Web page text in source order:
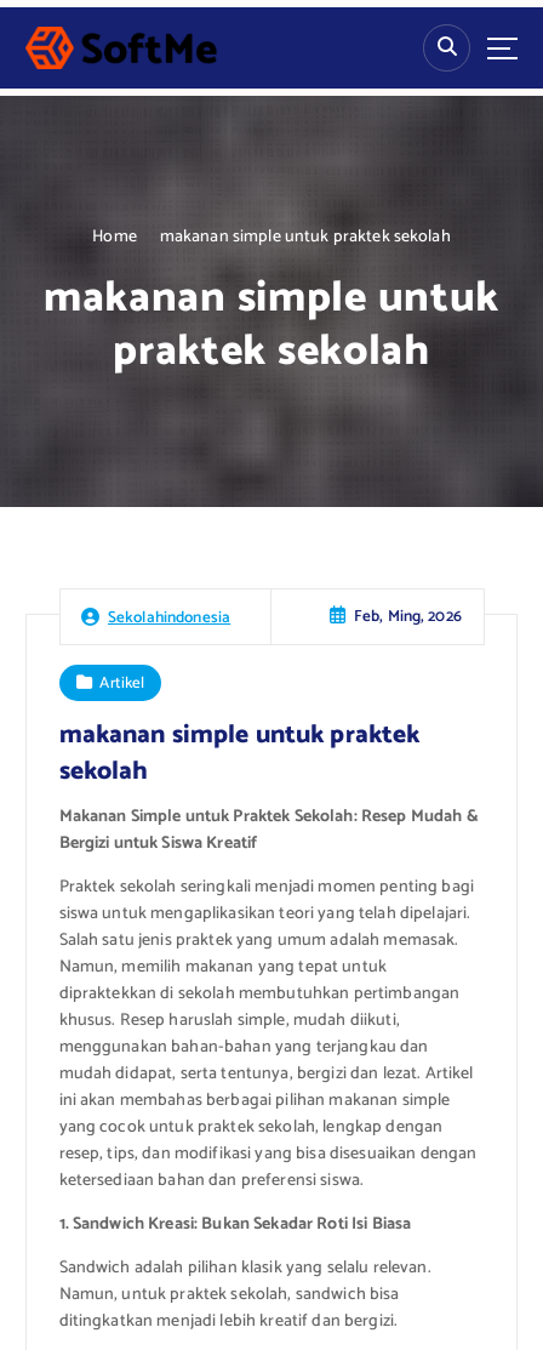
S
p
Home makanan simple untuk praktek sekolah
makanan simple untuk
praktek sekolah
Sekolahindonesia Feb, Ming, 2026
Artikel
makanan simple untuk praktek
sekolah
Makanan Simple untuk Praktek Sekolah: Resep Mudah &
Bergizi untuk Siswa Kreatif
Praktek sekolah seringkali menjadi momen penting bagi
siswa untuk mengaplikasikan teori yang telah dipelajari.
Salah satu jenis praktek yang umum adalah memasak.
Namun, memilih makanan yang tepat untuk
dipraktekkan di sekolah membutuhkan pertimbangan
khusus. Resep haruslah simple, mudah diikuti,
menggunakan bahan-bahan yang terjangkau dan
mudah didapat, serta tentunya, bergizi dan lezat. Artikel
ini akan membahas berbagai pilihan makanan simple
yang cocok untuk praktek sekolah, lengkap dengan
resep, tips, dan modifikasi yang bisa disesuaikan dengan
ketersediaan bahan dan preferensi siswa.
1. Sandwich Kreasi: Bukan Sekadar Roti Isi Biasa
Sandwich adalah pilihan klasik yang selalu relevan.
Namun, untuk praktek sekolah, sandwich bisa
ditingkatkan menjadi lebih kreatif dan bergizi.